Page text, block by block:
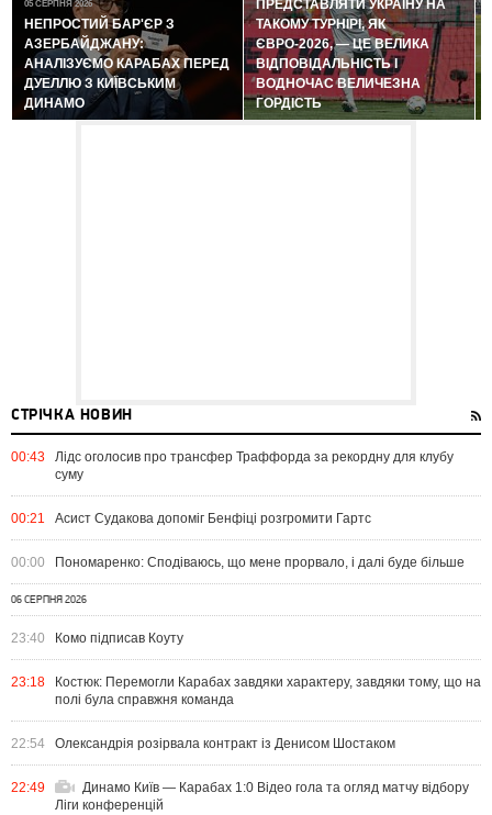
05 СЕРПНЯ 2026
НЕПРОСТИЙ БАР'ЄР З
АЗЕРБАЙДЖАНУ:
АНАЛІЗУЄМО КАРАБАХ ПЕРЕД
ДУЕЛЛЮ З КИЇВСЬКИМ
ДИНАМО
ПРЕДСТАВЛЯТИ УКРАЇНУ НА
ТАКОМУ ТУРНІРІ, ЯК
ЄВРО-2026, — ЦЕ ВЕЛИКА
ВІДПОВІДАЛЬНІСТЬ І
ВОДНОЧАС ВЕЛИЧЕЗНА
ГОРДІСТЬ
СТРІЧКА НОВИН
00:43
Лідс оголосив про трансфер Траффорда за рекордну для клубу
суму
00:21 Асист Судакова допоміг Бенфіці розгромити Гартс
00:00 Пономаренко: Сподіваюсь, що мене прорвало, і далі буде більше
06 СЕРПНЯ 2026
23:40 Комо підписав Коуту
23:18
Костюк: Перемогли Карабах завдяки характеру, завдяки тому, що на
полі була справжня команда
22:54 Олександрія розірвала контракт із Денисом Шостаком
22:49
Динамо Київ — Карабах 1:0 Відео гола та огляд матчу відбору
Ліги конференцій